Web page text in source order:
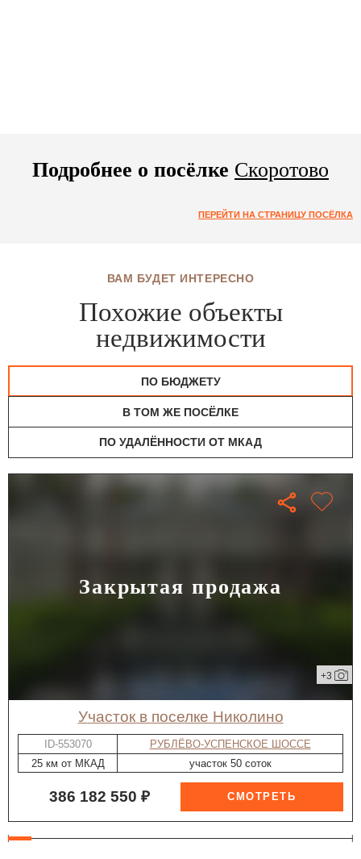
Подробнее о посёлке Скоротово
ПЕРЕЙТИ НА СТРАНИЦУ ПОСЁЛКА
ВАМ БУДЕТ ИНТЕРЕСНО
Похожие объекты
недвижимости
ПО БЮДЖЕТУ
В ТОМ ЖЕ ПОСЁЛКЕ
ПО УДАЛЁННОСТИ ОТ МКАД
Закрытая продажа
+3
участок в поселке Николино
ID-553070
РУБЛЁВО-УСПЕНСКОЕ ШОССЕ
25 км от МКАД
участок 50 соток
386 182 550 ₽